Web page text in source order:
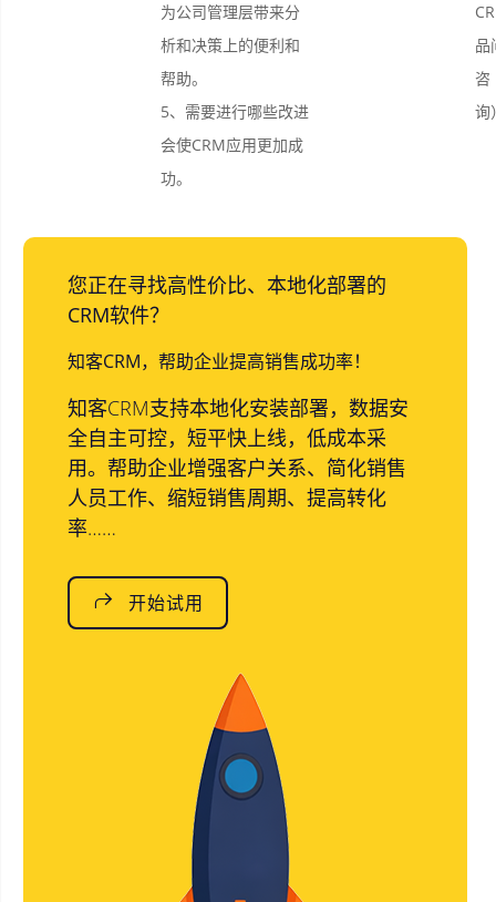
为公司管理层带来分
析和决策上的便利和
帮助。
5、需要进行哪些改进
会使CRM应用更加成
功。
品
咨
询
您正在寻找高性价比、本地化部署的
CRM软件？
知客CRM，帮助企业提高销售成功率！
知客CRM支持本地化安装部署，数据安
全自主可控，短平快上线，低成本采
用。帮助企业增强客户关系、简化销售
人员工作、缩短销售周期、提高转化
率……
开始试用